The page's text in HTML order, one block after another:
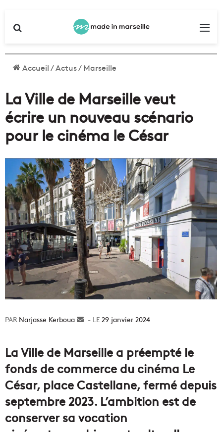
Accueil/Actus/Marseille
La Ville de Marseille veut
écrire un nouveau scénario
pour le cinéma le César
Narjasse Kerboua
Envoyer29 janvier 2024
La Ville de Marseille a préempté le
fonds de commerce du cinéma Le
César, place Castellane, fermé depuis
septembre 2023. L’ambition est de
conserver sa vocation